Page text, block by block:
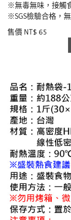
※無毒無味，接觸
※SGS檢驗合格，
售價 NT$ 65